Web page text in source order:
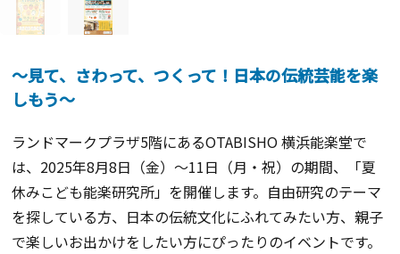
～見て、さわって、つくって！日本の伝統芸能を楽
しもう～
ランドマークプラザ5階にあるOTABISHO 横浜能楽堂で
は、2025年8月8日（金）〜11日（月・祝）の期間、「夏
休みこども能楽研究所」を開催します。自由研究のテーマ
を探している方、日本の伝統文化にふれてみたい方、親子
で楽しいお出かけをしたい方にぴったりのイベントです。